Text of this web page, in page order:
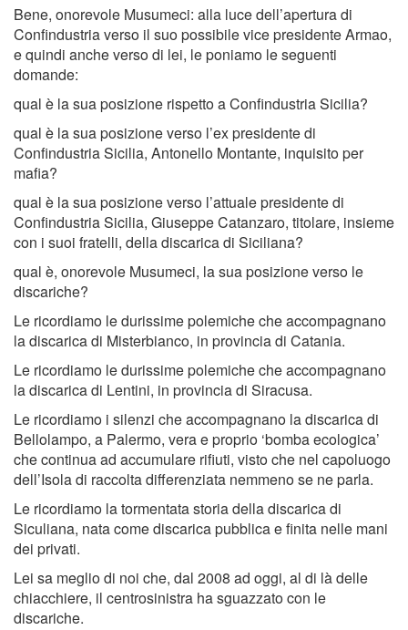
Bene, onorevole Musumeci: alla luce dell’apertura di
Confindustria verso il suo possibile vice presidente Armao,
e quindi anche verso di lei, le poniamo le seguenti
domande:
qual è la sua posizione rispetto a Confindustria Sicilia?
qual è la sua posizione verso l’ex presidente di
Confindustria Sicilia, Antonello Montante, inquisito per
mafia?
qual è la sua posizione verso l’attuale presidente di
Confindustria Sicilia, Giuseppe Catanzaro, titolare, insieme
con i suoi fratelli, della discarica di Siciliana?
qual è, onorevole Musumeci, la sua posizione verso le
discariche?
Le ricordiamo le durissime polemiche che accompagnano
la discarica di Misterbianco, in provincia di Catania.
Le ricordiamo le durissime polemiche che accompagnano
la discarica di Lentini, in provincia di Siracusa.
Le ricordiamo i silenzi che accompagnano la discarica di
Bellolampo, a Palermo, vera e proprio ‘bomba ecologica’
che continua ad accumulare rifiuti, visto che nel capoluogo
dell’Isola di raccolta differenziata nemmeno se ne parla.
Le ricordiamo la tormentata storia della discarica di
Siculiana, nata come discarica pubblica e finita nelle mani
dei privati.
Lei sa meglio di noi che, dal 2008 ad oggi, al di là delle
chiacchiere, il centrosinistra ha sguazzato con le
discariche.